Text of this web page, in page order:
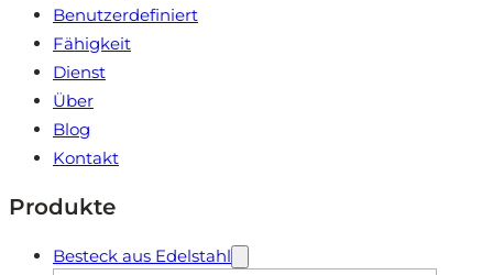
Benutzerdefiniert
Fähigkeit
Dienst
Über
Blog
Kontakt
Produkte
Besteck aus Edelstahl